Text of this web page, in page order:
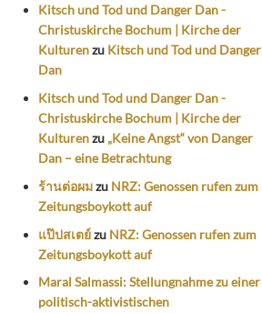
Kitsch und Tod und Danger Dan -
Christuskirche Bochum | Kirche der
Kulturenzu Kitsch und Tod und Danger
Dan
Kitsch und Tod und Danger Dan -
Christuskirche Bochum | Kirche der
Kulturenzu „Keine Angst“ von Danger
Dan – eine Betrachtung
ร้านต่อผมzu NRZ: Genossen rufen zum
Zeitungsboykott auf
แป๊ปสเตย์zu NRZ: Genossen rufen zum
Zeitungsboykott auf
Maral Salmassi: Stellungnahme zu einer
politisch-aktivistischen